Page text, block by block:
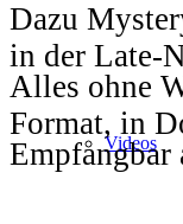
Videos
Dazu
in der Late-
Alles ohne
Format, in